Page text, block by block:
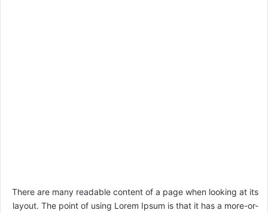
There are many readable content of a page when looking at its
layout. The point of using Lorem Ipsum is that it has a more-or-